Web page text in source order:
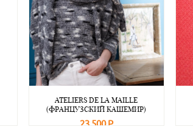
ATELIERS DE LA MAILLE
(ФРАНЦУЗСКИЙ КАШЕМИР)
23 500 Р